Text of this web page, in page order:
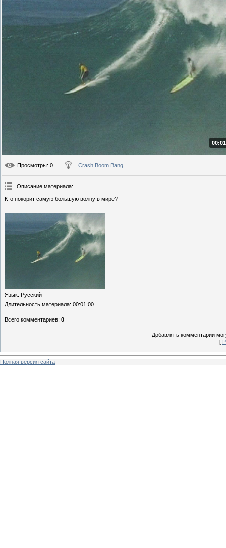
Просмотры: 0 Crash Boom Bang
Описание материала:
Кто покорит самую большую волну в мире?
Язык: Русский
Длительность материала: 00:01:00
Всего комментариев: 0
Добавлять комментарии
[
Полная версия сайта